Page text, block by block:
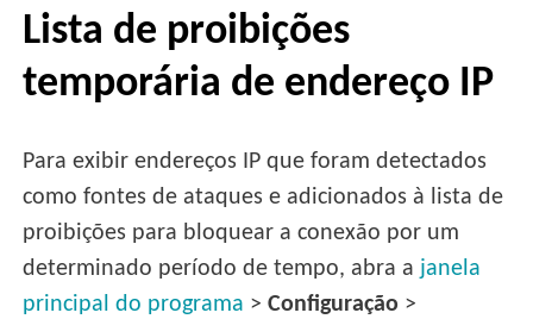
Lista de proibições
temporária de endereço IP
Para exibir endereços IP que foram detectados
como fontes de ataques e adicionados à lista de
proibições para bloquear a conexão por um
determinado período de tempo, abra a janela
principal do programa >Configuração >